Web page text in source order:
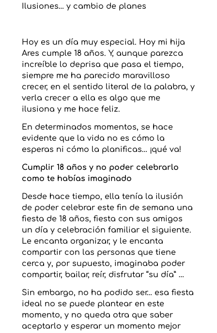
Ilusiones… y cambio de planes
Hoy es un día muy especial. Hoy mi hija
Ares cumple 18 años. Y, aunque parezca
increíble lo deprisa que pasa el tiempo,
siempre me ha parecido maravilloso
crecer, en el sentido literal de la palabra, y
verla crecer a ella es algo que me
ilusiona y me hace feliz.
En determinados momentos, se hace
evidente que la vida no es cómo la
esperas ni cómo la planificas… ¡qué va!
Cumplir 18 años y no poder celebrarlo
como te habías imaginado
Desde hace tiempo, ella tenía la ilusión
de poder celebrar este fin de semana una
fiesta de 18 años, fiesta con sus amigos
un día y celebración familiar el siguiente.
Le encanta organizar, y le encanta
compartir con las personas que tiene
cerca y, por supuesto, imaginaba poder
compartir, bailar, reír, disfrutar “su día” …
Sin embargo, no ha podido ser… esa fiesta
ideal no se puede plantear en este
momento, y no queda otra que saber
aceptarlo y esperar un momento mejor